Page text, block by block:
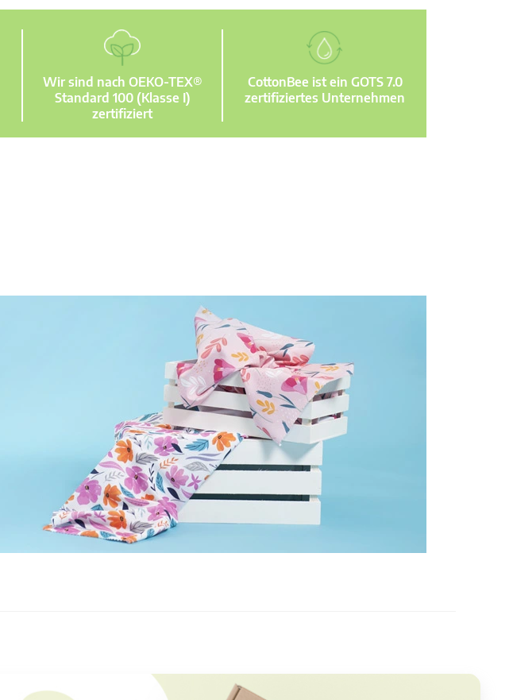
Wir sind nach OEKO-TEX®
Standard 100 (Klasse I)
zertifiziert
CottonBee ist ein GOTS 7.0
zertifiziertes Unternehmen